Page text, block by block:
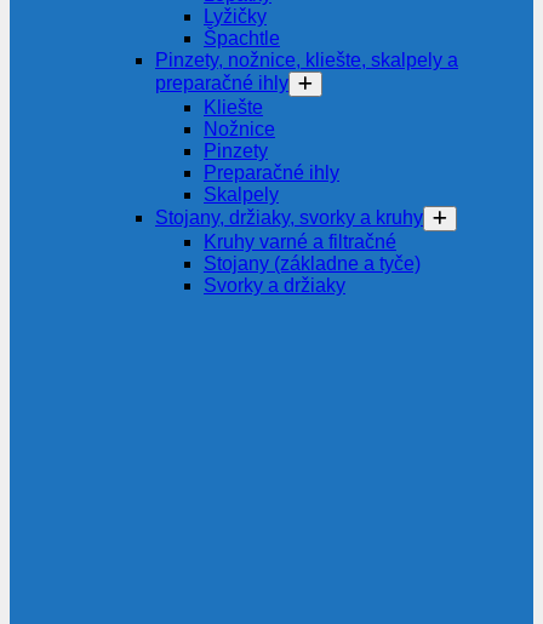
Lyžičky
Špachtle
Pinzety, nožnice, kliešte, skalpely a
preparačné ihly
Kliešte
Nožnice
Pinzety
Preparačné ihly
Skalpely
Stojany, držiaky, svorky a kruhy
Kruhy varné a filtračné
Stojany (základne a tyče)
Svorky a držiaky